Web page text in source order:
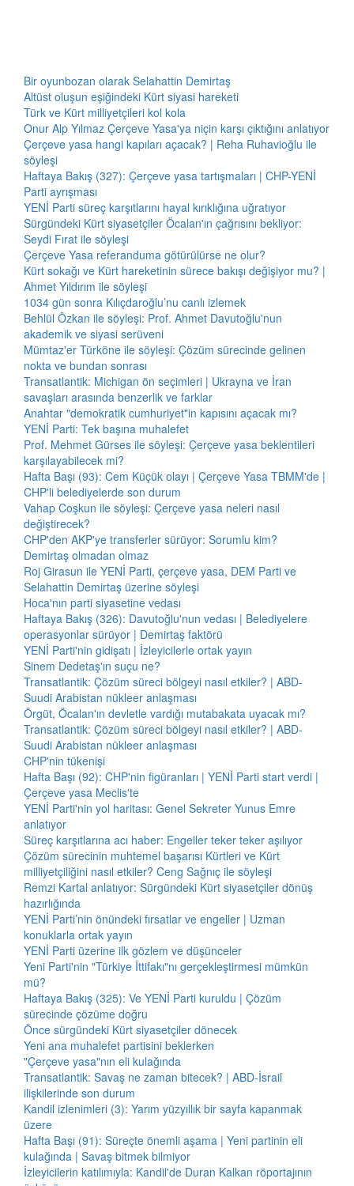
Bir oyunbozan olarak Selahattin Demirtaş
Altüst oluşun eşiğindeki Kürt siyasi hareketi
Türk ve Kürt milliyetçileri kol kola
Onur Alp Yılmaz Çerçeve Yasa'ya niçin karşı çıktığını anlatıyor
Çerçeve yasa hangi kapıları açacak? | Reha Ruhavioğlu ile
söyleşi
Haftaya Bakış (327): Çerçeve yasa tartışmaları | CHP-YENİ
Parti ayrışması
YENİ Parti süreç karşıtlarını hayal kırıklığına uğratıyor
Sürgündeki Kürt siyasetçiler Öcalan'ın çağrısını bekliyor:
Seydi Fırat ile söyleşi
Çerçeve Yasa referanduma götürülürse ne olur?
Kürt sokağı ve Kürt hareketinin sürece bakışı değişiyor mu? |
Ahmet Yıldırım ile söyleşi
1034 gün sonra Kılıçdaroğlu’nu canlı izlemek
Behlül Özkan ile söyleşi: Prof. Ahmet Davutoğlu'nun
akademik ve siyasi serüveni
Mümtaz'er Türköne ile söyleşi: Çözüm sürecinde gelinen
nokta ve bundan sonrası
Transatlantik: Michigan ön seçimleri | Ukrayna ve İran
savaşları arasında benzerlik ve farklar
Anahtar "demokratik cumhuriyet"in kapısını açacak mı?
YENİ Parti: Tek başına muhalefet
Prof. Mehmet Gürses ile söyleşi: Çerçeve yasa beklentileri
karşılayabilecek mi?
Hafta Başı (93): Cem Küçük olayı | Çerçeve Yasa TBMM'de |
CHP'li belediyelerde son durum
Vahap Coşkun ile söyleşi: Çerçeve yasa neleri nasıl
değiştirecek?
CHP'den AKP'ye transferler sürüyor: Sorumlu kim?
Demirtaş olmadan olmaz
Roj Girasun ile YENİ Parti, çerçeve yasa, DEM Parti ve
Selahattin Demirtaş üzerine söyleşi
Hoca'nın parti siyasetine vedası
Haftaya Bakış (326): Davutoğlu'nun vedası | Belediyelere
operasyonlar sürüyor | Demirtaş faktörü
YENİ Parti'nin gidişatı | İzleyicilerle ortak yayın
Sinem Dedetaş'ın suçu ne?
Transatlantik: Çözüm süreci bölgeyi nasıl etkiler? | ABD-
Suudi Arabistan nükleer anlaşması
Örgüt, Öcalan'ın devletle vardığı mutabakata uyacak mı?
Transatlantik: Çözüm süreci bölgeyi nasıl etkiler? | ABD-
Suudi Arabistan nükleer anlaşması
CHP'nin tükenişi
Hafta Başı (92): CHP'nin figüranları | YENİ Parti start verdi |
Çerçeve yasa Meclis'te
YENİ Parti'nin yol haritası: Genel Sekreter Yunus Emre
anlatıyor
Süreç karşıtlarına acı haber: Engeller teker teker aşılıyor
Çözüm sürecinin muhtemel başarısı Kürtleri ve Kürt
milliyetçiliğini nasıl etkiler? Ceng Sağnıç ile söyleşi
Remzi Kartal anlatıyor: Sürgündeki Kürt siyasetçiler dönüş
hazırlığında
YENİ Parti’nin önündeki fırsatlar ve engeller | Uzman
konuklarla ortak yayın
YENİ Parti üzerine ilk gözlem ve düşünceler
Yeni Parti'nin "Türkiye İttifakı"nı gerçekleştirmesi mümkün
mü?
Haftaya Bakış (325): Ve YENİ Parti kuruldu | Çözüm
sürecinde çözüme doğru
Önce sürgündeki Kürt siyasetçiler dönecek
Yeni ana muhalefet partisini beklerken
"Çerçeve yasa"nın eli kulağında
Transatlantik: Savaş ne zaman bitecek? | ABD-İsrail
ilişkilerinde son durum
Kandil izlenimleri (3): Yarım yüzyıllık bir sayfa kapanmak
üzere
Hafta Başı (91): Süreçte önemli aşama | Yeni partinin eli
kulağında | Savaş bitmek bilmiyor
İzleyicilerin katılımıyla: Kandil'de Duran Kalkan röportajının